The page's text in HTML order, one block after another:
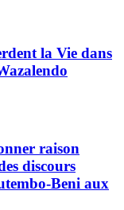
la Vie dans
raison
discours
Beni aux